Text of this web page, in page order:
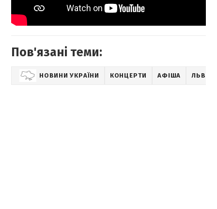
Пов'язані теми:
НОВИНИ УКРАЇНИ КОНЦЕРТИ АФІША ЛЬВІВ